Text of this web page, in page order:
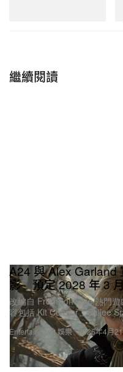
繼續閱讀
Entertainment 娛樂
A24 與 Alex Garland
影 預定 2028 年 3
改編自 FromSoftware 熱門
容包括 Kit Connor、Cailee
2026年4月